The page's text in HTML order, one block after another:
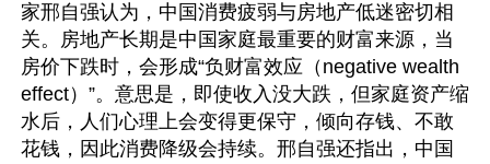
家邢自强认为，中国消费疲弱与房地产低迷密切相
关。房地产长期是中国家庭最重要的财富来源，当
房价下跌时，会形成“负财富效应（negative wealth
effect）”。意思是，即使收入没大跌，但家庭资产缩
水后，人们心理上会变得更保守，倾向存钱、不敢
花钱，因此消费降级会持续。邢自强还指出，中国